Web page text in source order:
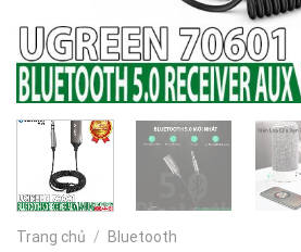
Trang chủ / Bluetooth